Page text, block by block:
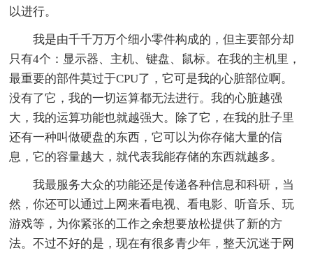
以进行。
我是由千千万万个细小零件构成的，但主要部分却
只有4个：显示器、主机、键盘、鼠标。在我的主机里，
最重要的部件莫过于CPU了，它可是我的心脏部位啊。
没有了它，我的一切运算都无法进行。我的心脏越强
大，我的运算功能也就越强大。除了它，在我的肚子里
还有一种叫做硬盘的东西，它可以为你存储大量的信
息，它的容量越大，就代表我能存储的东西就越多。
我最服务大众的功能还是传递各种信息和科研，当
然，你还可以通过上网来看电视、看电影、听音乐、玩
游戏等，为你紧张的工作之余想要放松提供了新的方
法。不过不好的是，现在有很多青少年，整天沉迷于网